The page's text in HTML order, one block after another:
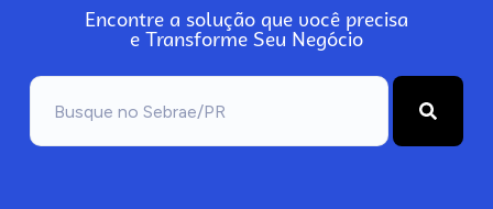
Encontre a solução que você precisa
e Transforme Seu Negócio